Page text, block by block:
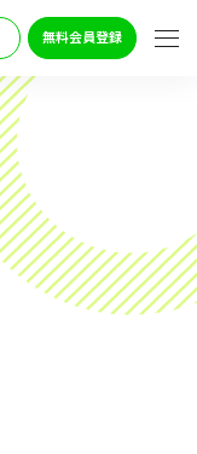
無料会員登録